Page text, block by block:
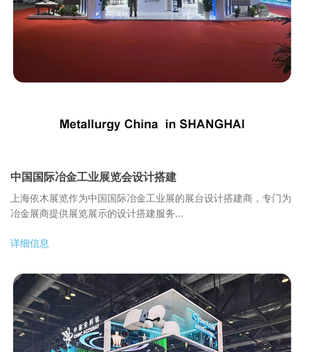
中国国际冶金工业展览会设计搭建
上海依木展览作为中国国际冶金工业展的展台设计搭建商，专门为
冶金展商提供展览展示的设计搭建服务...
详细信息